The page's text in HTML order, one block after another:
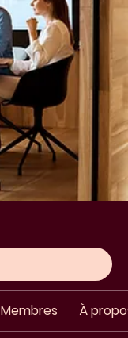
Membres À